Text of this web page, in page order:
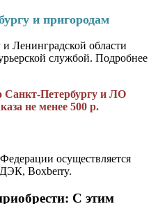
и пригородам
Ленинградской области
службой. Подробнее
Санкт-Петербургу и ЛО
не менее 500 р.
осуществляется
Boxberry.
С этим